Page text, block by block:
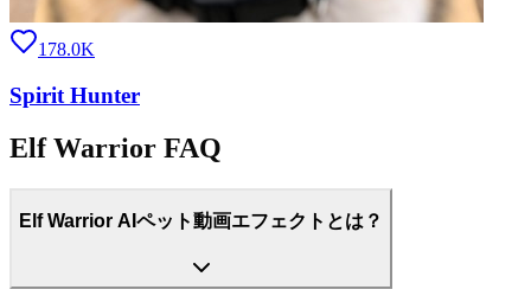
178.0K
Spirit Hunter
Elf Warrior FAQ
Elf Warrior AIペット動画エフェクトとは？